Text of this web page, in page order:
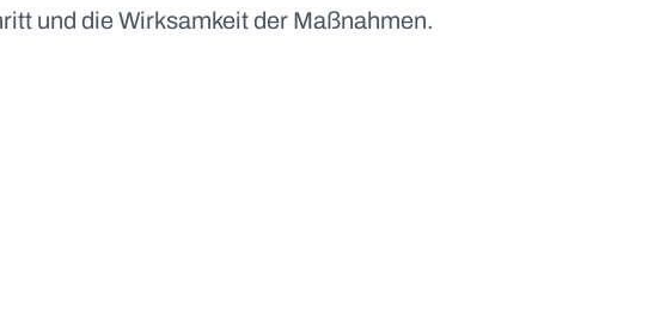
und die Wirksamkeit der Maßnahmen.